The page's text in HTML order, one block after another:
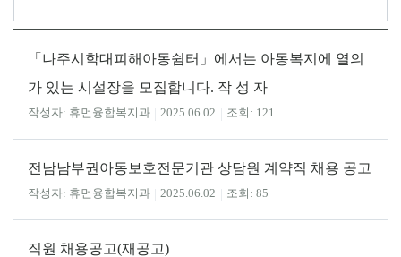
「나주시학대피해아동쉼터」에서는 아동복지에 열의
가 있는 시설장을 모집합니다. 작 성 자
휴먼융합복지과 2025.06.02 121
전남남부권아동보호전문기관 상담원 계약직 채용 공고
휴먼융합복지과 2025.06.02 85
직원 채용공고(재공고)